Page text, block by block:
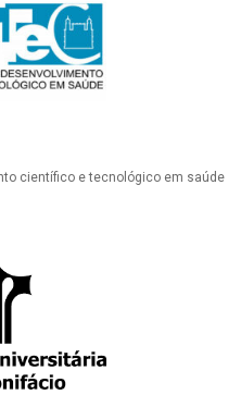
científico e tecnológico em saúde